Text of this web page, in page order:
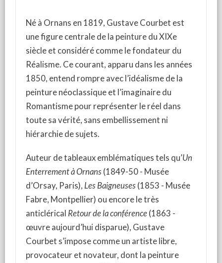
Né à Ornans en 1819, Gustave Courbet est
une figure centrale de la peinture du XIXe
siècle et considéré comme le fondateur du
Réalisme. Ce courant, apparu dans les années
1850, entend rompre avec l’idéalisme de la
peinture néoclassique et l’imaginaire du
Romantisme pour représenter le réel dans
toute sa vérité, sans embellissement ni
hiérarchie de sujets.
Auteur de tableaux emblématiques tels qu’Un
Enterrement à Ornans(1849-50 - Musée
d’Orsay, Paris),Les Baigneuses(1853 - Musée
Fabre, Montpellier) ou encore le très
anticlérical Retour de la conférence(1863 -
œuvre aujourd’hui disparue), Gustave
Courbet s’impose comme un artiste libre,
provocateur et novateur, dont la peinture